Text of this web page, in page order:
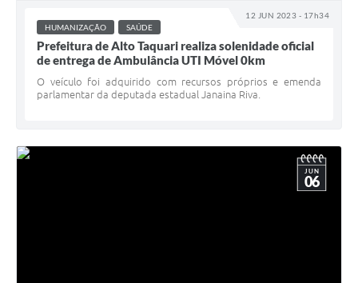
12 JUN 2023 - 17h34
HUMANIZAÇÃO SAÚDE
Prefeitura de Alto Taquari realiza solenidade oficial
de entrega de Ambulância UTI Móvel 0km
O veículo foi adquirido com recursos próprios e emenda
parlamentar da deputada estadual Janaina Riva.
JUN
06